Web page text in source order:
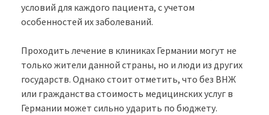
условий для каждого пациента, с учетом
особенностей их заболеваний.
Проходить лечение в клиниках Германии могут не
только жители данной страны, но и люди из других
государств. Однако стоит отметить, что без ВНЖ
или гражданства стоимость медицинских услуг в
Германии может сильно ударить по бюджету.